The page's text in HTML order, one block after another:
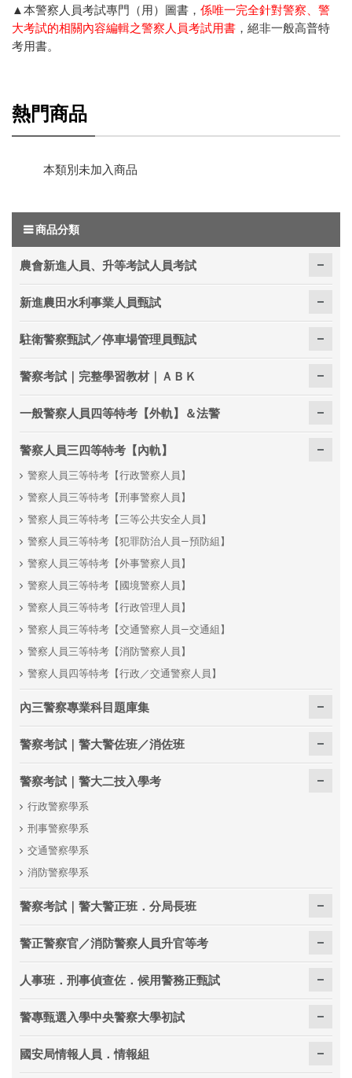
▲本警察人員考試專門（用）圖書， 係唯一完全針對警察、警
大考試的相關內容編輯之警察人員考試用書 ，絕非一般高普特
考用書。
熱門商品
本類別未加入商品
商品分類
農會新進人員、升等考試人員考試
新進農田水利事業人員甄試
駐衛警察甄試／停車場管理員甄試
警察考試｜完整學習教材｜ＡＢＫ
一般警察人員四等特考【外軌】＆法警
警察人員三四等特考【內軌】
警察人員三等特考【行政警察人員】
警察人員三等特考【刑事警察人員】
警察人員三等特考【三等公共安全人員】
警察人員三等特考【犯罪防治人員—預防組】
警察人員三等特考【外事警察人員】
警察人員三等特考【國境警察人員】
警察人員三等特考【行政管理人員】
警察人員三等特考【交通警察人員—交通組】
警察人員三等特考【消防警察人員】
警察人員四等特考【行政／交通警察人員】
內三警察專業科目題庫集
警察考試｜警大警佐班／消佐班
警察考試｜警大二技入學考
行政警察學系
刑事警察學系
交通警察學系
消防警察學系
警察考試｜警大警正班．分局長班
警正警察官／消防警察人員升官等考
人事班．刑事偵查佐．候用警務正甄試
警專甄選入學中央警察大學初試
國安局情報人員．情報組